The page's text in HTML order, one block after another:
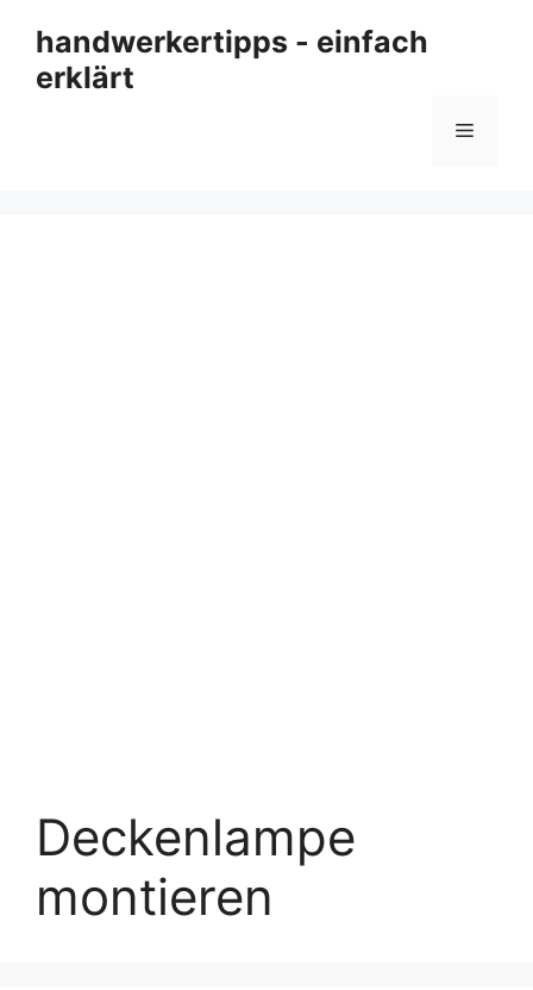
Inhalt
springen
handwerkertipps - einfach
erklärt
Menü
Deckenlampe
montieren